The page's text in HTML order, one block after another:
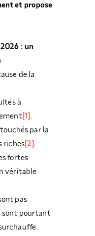
et propose
: un
de la
à
[1] .
par la
riches[2] .
fortes
véritable
pas
sont pourtant